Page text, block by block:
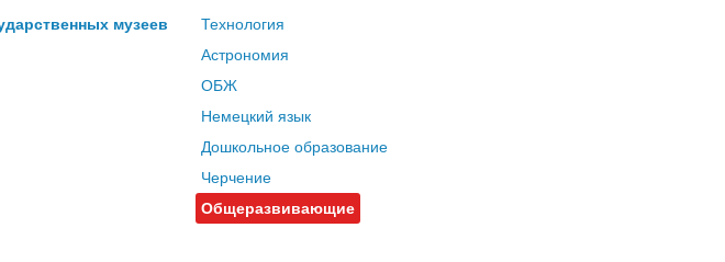
музеев
Технология
Астрономия
ОБЖ
Немецкий язык
Дошкольное образование
Черчение
Общеразвивающие